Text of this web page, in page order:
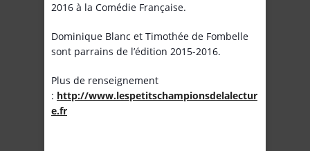
2016 à la Comédie Française.
Dominique Blanc et Timothée de Fombelle
sont parrains de l’édition 2015-2016.
Plus de renseignement
: http://www.lespetitschampionsdelalectur
e.fr